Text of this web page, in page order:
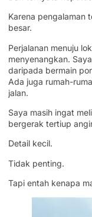
Karena pengalaman
besar.
Perjalanan menuju
menyenangkan.
daripada bermain
Ada juga rumah-
jalan.
Saya masih ingat
bergerak tertiup
Detail kecil.
Tidak penting.
Tapi entah kenapa